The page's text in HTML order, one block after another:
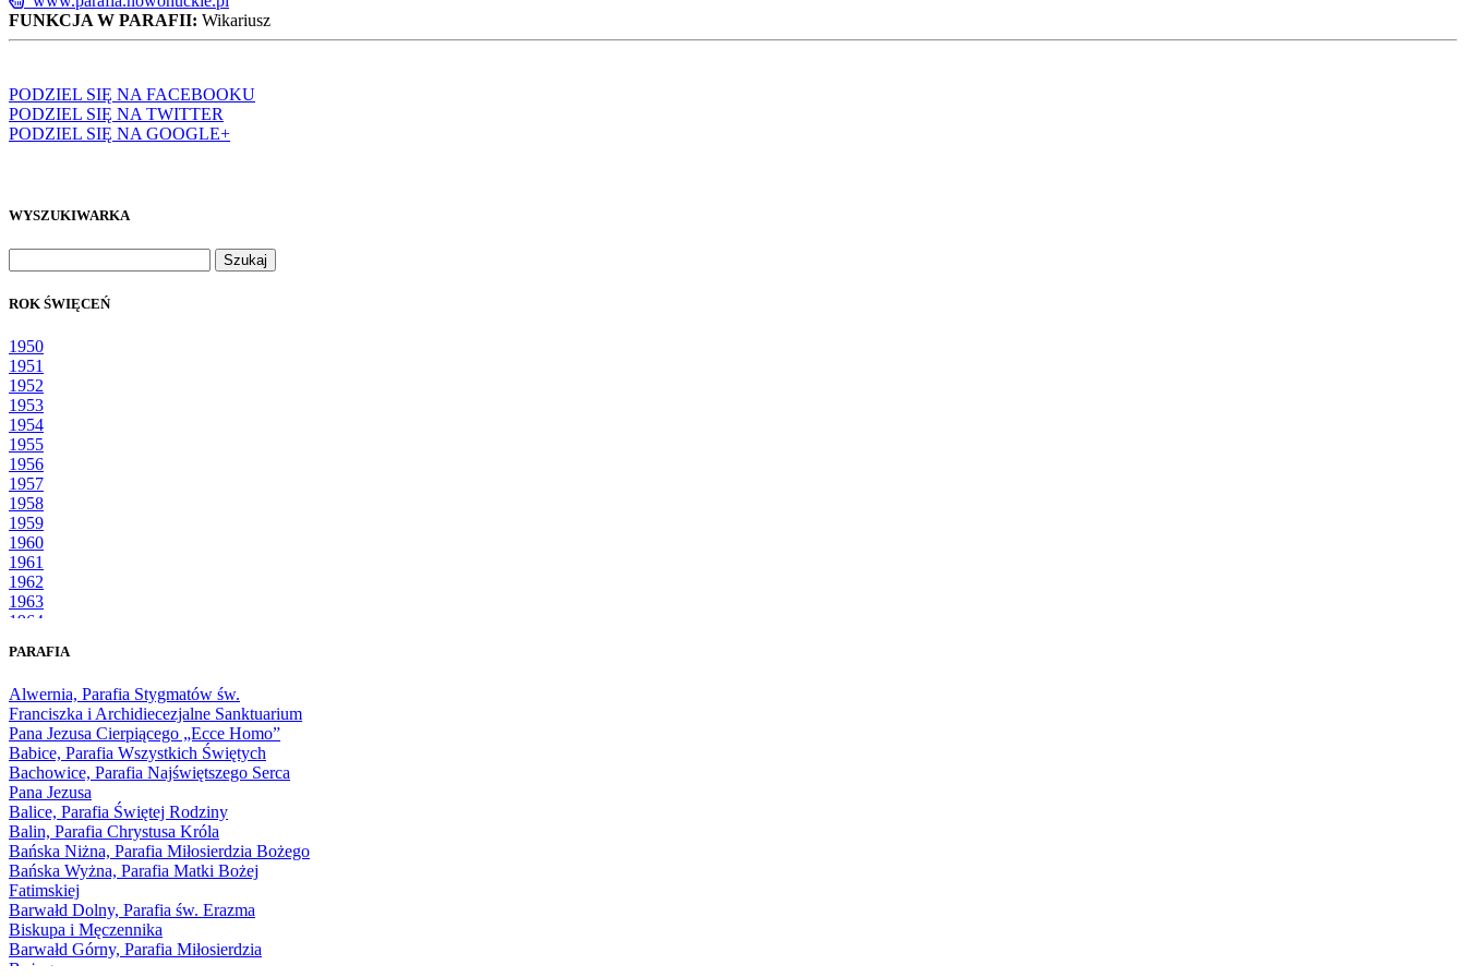
FUNKCJA W PARAFII: Wikariusz
PODZIEL SIĘ NA FACEBOOKU
PODZIEL SIĘ NA TWITTER
PODZIEL SIĘ NA GOOGLE+
WYSZUKIWARKA
ROK ŚWIĘCEŃ
1950
1951
1952
1953
1954
1955
1956
1957
1958
1959
1960
1961
1962
1963
1964
1966
1968
1969
1970
1971
1972
1973
1974
1975
1976
1977
1978
1979
1980
1981
PARAFIA
Alwernia, Parafia Stygmatów św.
Franciszka i Archidiecezjalne Sanktuarium
Pana Jezusa Cierpiącego „Ecce Homo”
Babice, Parafia Wszystkich Świętych
Bachowice, Parafia Najświętszego Serca
Pana Jezusa
Balice, Parafia Świętej Rodziny
Balin, Parafia Chrystusa Króla
Bańska Niżna, Parafia Miłosierdzia Bożego
Bańska Wyżna, Parafia Matki Bożej
Fatimskiej
Barwałd Dolny, Parafia św. Erazma
Biskupa i Męczennika
Barwałd Górny, Parafia Miłosierdzia
Bożego